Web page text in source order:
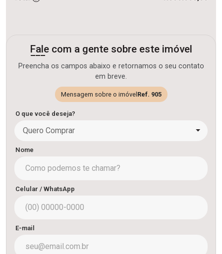
Fale com a gente sobre este imóvel
Preencha os campos abaixo e retornamos o seu contato
em breve.
Mensagem sobre o imóvel Ref. 905
O que você deseja?
Quero Comprar
Nome
Celular / WhatsApp
E-mail